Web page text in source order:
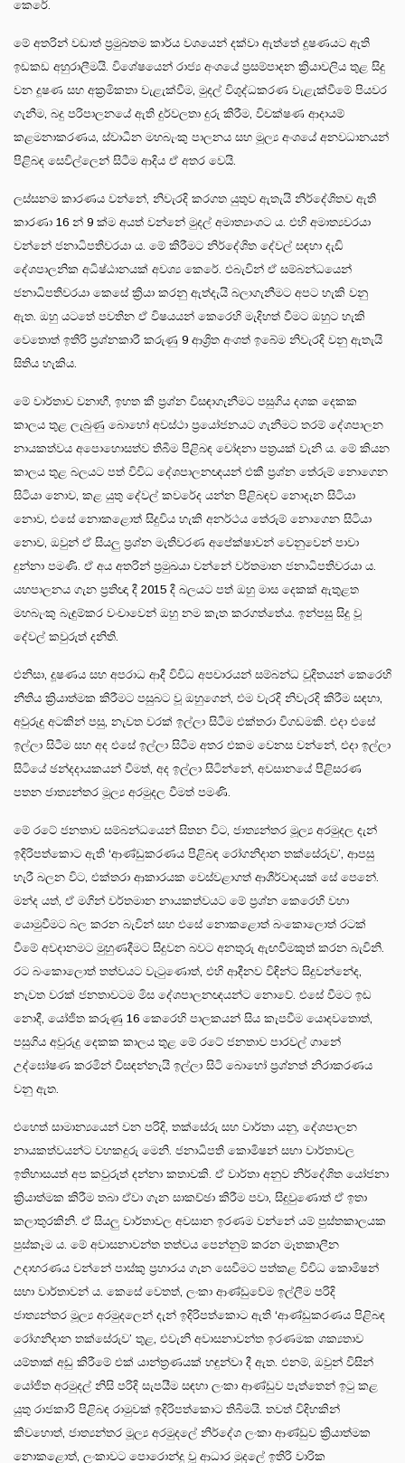
කෙරේ.
මේ අතරින් වඩාත් ප්‍රමුඛතම කාර්ය වශයෙන් දක්වා ඇත්තේ දූෂණයට ඇති
ඉඩකඩ අහුරාලීමයි. විශේෂයෙන් රාජ්‍ය අංශයේ ප්‍රසම්පාදන ක්‍රියාවලිය තුළ සිදු
වන දූෂණ සහ අක්‍රමිකතා වැළැක්වීම, මුදල් විශුද්ධකරණ වැළැක්වීමේ පියවර
ගැනීම, බදු පරිපාලනයේ ඇති දුර්වලතා දුරු කිරීම, විචක්ෂණ ආදායම්
කළමනාකරණය, ස්වාධීන මහබැංකු පාලනය සහ මූල්‍ය අංශයේ අනවධානයන්
පිළිබඳ සෙවිල්ලෙන් සිටීම ආදිය ඒ අතර වෙයි.
ලස්සනම කාරණය වන්නේ, නිවැරදි කරගත යුතුව ඇතැයි නිර්දේශිතව ඇති
කාරණා 16 න් 9 ක්ම අයත් වන්නේ මුදල් අමාත්‍යාංශට ය. එහි අමාත්‍යවරයා
වන්නේ ජනාධිපතිවරයා ය. මේ කිරීමට නිර්දේශිත දේවල් සඳහා දැඩි
දේශපාලනික අධිෂ්ඨානයක් අවශ්‍ය කෙරේ. එබැවින් ඒ සම්බන්ධයෙන්
ජනාධිපතිවරයා කෙසේ ක්‍රියා කරනු ඇත්දැයි බලාගැනීමට අපට හැකි වනු
ඇත. ඔහු යටතේ පවතින ඒ විෂයයන් කෙරෙහි මැදිහත් වීමට ඔහුට හැකි
වෙතොත් ඉතිරි ප්‍රශ්නකාරී කරුණු 9 ආශ්‍රිත අංශත් ඉබේම නිවැරදි වනු ඇතැයි
සිතිය හැකිය.
මේ වාර්තාව වනාහී, ඉහත කී ප්‍රශ්න විසඳාගැනීමට පසුගිය දශක දෙකක
කාලය තුළ ලැබුණු බොහෝ අවස්ථා ප්‍රයෝජනයට ගැනීමට තරම් දේශපාලන
නායකත්වය අපොහොසත්ව තිබීම පිළිබඳ චෝදනා පත්‍රයක් වැනි ය. මේ කියන
කාලය තුළ බලයට පත් විවිධ දේශපාලනඥයන් එකී ප්‍රශ්න තේරුම් නොගෙන
සිටියා නොව, කළ යුතු දේවල් කවරේද යන්න පිළිබඳව නොදැන සිටියා
නොව, එසේ නොකළොත් සිදුවිය හැකි අනර්ථය තේරුම් නොගෙන සිටියා
නොව, ඔවුන් ඒ සියලු ප්‍රශ්න මැතිවරණ අපේක්ෂාවන් වෙනුවෙන් පාවා
දුන්නා පමණි. ඒ අය අතරින් ප්‍රමුඛයා වන්නේ වර්තමාන ජනාධිපතිවරයා ය.
යහපාලනය ගැන ප්‍රතිඥා දී 2015 දී බලයට පත් ඔහු මාස දෙකක් ඇතුළත
මහබැංකු බැඳුම්කර වංචාවෙන් ඔහු නම කැත කරගත්තේය. ඉන්පසු සිදු වූ
දේවල් කවුරුත් දනිති.
එනිසා, දූෂණය සහ අපරාධ ආදී විවිධ අපචාරයන් සම්බන්ධ චූදිතයන් කෙරෙහි
නීතිය ක්‍රියාත්මක කිරීමට පසුබට වූ ඔහුගෙන්, එම වැරදි නිවැරදි කිරීම සඳහා,
අවුරුදු අටකින් පසු, නැවත වරක් ඉල්ලා සිටීම එක්තරා විගඩමකි. එදා එසේ
ඉල්ලා සිටීම සහ අද එසේ ඉල්ලා සිටීම අතර එකම වෙනස වන්නේ, එදා ඉල්ලා
සිටියේ ඡන්දදායකයන් වීමත්, අද ඉල්ලා සිටින්නේ, අවසානයේ පිළිසරණ
පතන ජාත්‍යන්තර මූල්‍ය අරමුදල වීමත් පමණි.
මේ රටේ ජනතාව සම්බන්ධයෙන් සිතන විට, ජාත්‍යන්තර මූල්‍ය අරමුදල දැන්
ඉදිරිපත්කොට ඇති ‘ආණ්ඩුකරණය පිළිබඳ රෝගනිදාන තක්සේරුව’, ආපසු
හැරී බලන විට, එක්තරා ආකාරයක වෙස්වළාගත් ආශීර්වාදයක් සේ පෙනේ.
මන්ද යත්, ඒ මගින් වර්තමාන නායකත්වයට මේ ප්‍රශ්න කෙරෙහි වහා
යොමුවීමට බල කරන බැවින් සහ එසේ නොකළොත් බංකොලොත් රටක්
වීමේ අවදානමට මුහුණදීමට සිදුවන බවට අනතුරු ඇඟවීමකුත් කරන බැවිනි.
රට බංකොලොත් තත්වයට වැටුණොත්, එහි ආදීනව විඳින්ට සිදුවන්නේද,
නැවත වරක් ජනතාවටම මිස දේශපාලනඥයන්ට නොවේ. එසේ වීමට ඉඩ
නොදී, යෝජිත කරුණු 16 කෙරෙහි පාලකයන් සිය කැපවීම යොදවතොත්,
පසුගිය අවුරුදු දෙකක කාලය තුළ මේ රටේ ජනතාව පාරවල් ගානේ
උද්ඝෝෂණ කරමින් විසඳන්නැයි ඉල්ලා සිටි බොහෝ ප්‍රශ්නත් නිරාකරණය
වනු ඇත.
එහෙත් සාමාන්‍යයෙන් වන පරිදි, තක්සේරු සහ වාර්තා යනු, දේශපාලන
නායකත්වයන්ට වහකදුරු මෙනි. ජනාධිපති කොමිෂන් සභා වාර්තාවල
ඉතිහාසයත් අප කවුරුත් දන්නා කතාවකි. ඒ වාර්තා අනුව නිර්දේශිත යෝජනා
ක්‍රියාත්මක කිරීම තබා ඒවා ගැන සාකච්ඡා කිරීම පවා, සිදුවුණොත් ඒ ඉතා
කලාතුරකිනි. ඒ සියලු වාර්තාවල අවසාන ඉරණම වන්නේ යම් පුස්තකාලයක
පුස්කෑම ය. මේ අවාසනාවන්ත තත්වය පෙන්නුම් කරන මෑතකාලීන
උදාහරණය වන්නේ පාස්කු ප්‍රහාරය ගැන සෙවීමට පත්කළ විවිධ කොමිෂන්
සභා වාර්තාවන් ය. කෙසේ වෙතත්, ලංකා ආණ්ඩුවේම ඉල්ලීම පරිදි
ජාත්‍යන්තර මූල්‍ය අරමුදලෙන් දැන් ඉදිරිපත්කොට ඇති ‘ආණ්ඩුකරණය පිළිබඳ
රෝගනිදාන තක්සේරුව’ තුළ, එවැනි අවාසනාවන්ත ඉරණමක ශක්‍යතාව
යම්තාක් අඩු කිරීමේ එක් යාන්ත්‍රණයක් හඳුන්වා දී ඇත. එනම්, ඔවුන් විසින්
යෝජිත අරමුදල් නිසි පරිදි සැපයීම සඳහා ලංකා ආණ්ඩුව පැත්තෙන් ඉටු කළ
යුතු රාජකාරි පිළිබඳ රාමුවක් ඉදිරිපත්කොට තිබීමයි. තවත් විදිහකින්
කිවහොත්, ජාත්‍යන්තර මූල්‍ය අරමුදලේ නිර්දේශ ලංකා ආණ්ඩුව ක්‍රියාත්මක
නොකළොත්, ලංකාවට පොරොන්දු වූ ආධාර මුදලේ ඉතිරි වාරික